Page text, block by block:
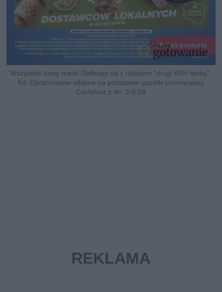
Wszystkie kawy marki Dallmayr są z rabatem "drugi 80% taniej",
fot. Opracowanie własne na podstawie gazetki promocyjnej
Carrefour z dn. 3-8.08